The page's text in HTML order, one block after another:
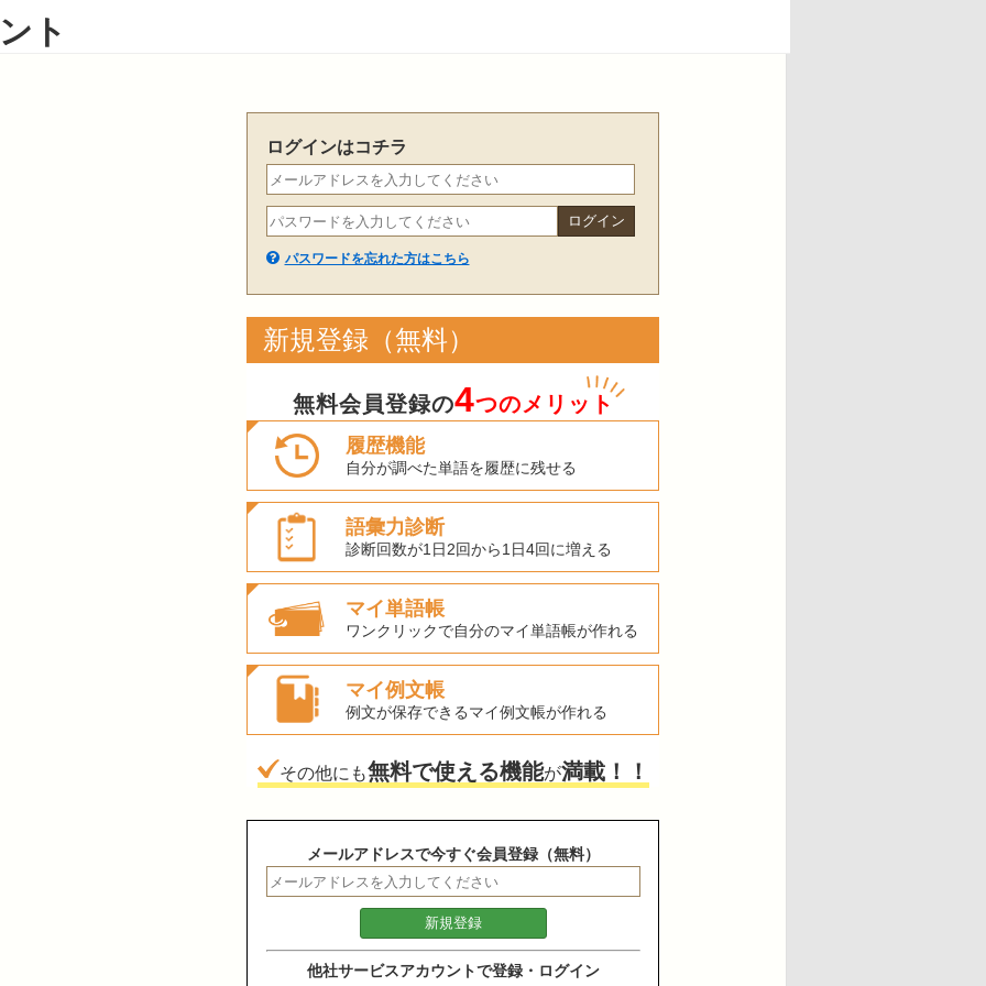
ト
ログインはコチラ
パスワードを忘れた方はこちら
新規登録（無料）
無料会員登録の4つのメリット
履歴機能
自分が調べた単語を履歴に残せる
語彙力診断
診断回数が1日2回から1日4回に増える
マイ単語帳
ワンクリックで自分のマイ単語帳が作れる
マイ例文帳
例文が保存できるマイ例文帳が作れる
その他にも無料で使える機能が満載！！
メールアドレスで今すぐ会員登録（無料）
他社サービスアカウントで登録・ログイン